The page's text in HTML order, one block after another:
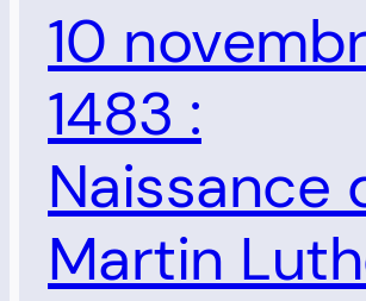
10
1483 :
Naissance
Martin